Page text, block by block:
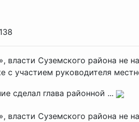
138
власти Суземского района не
с участием руководителя
сделал глава районной ...
власти Суземского района не